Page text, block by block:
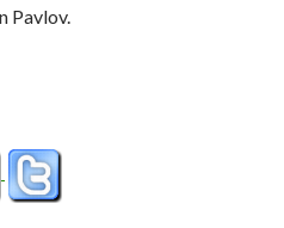
Pavlov.
(Audio)